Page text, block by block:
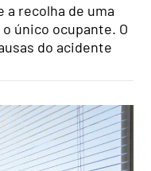
a recolha de uma
único ocupante. O
do acidente